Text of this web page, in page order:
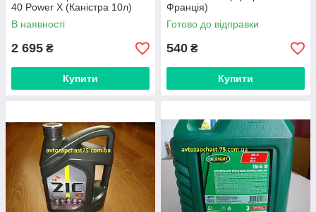
40 Power Х (Каністра 10л)
В наявності
2 695 ₴
Купити
Франція)
Готово до відправки
540 ₴
Купити